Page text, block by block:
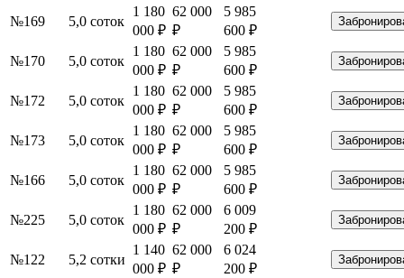
№169 5,0 соток
1 180
000 ₽
62 000
₽
5 985
600 ₽
№170 5,0 соток
1 180
000 ₽
62 000
₽
5 985
600 ₽
№172 5,0 соток
1 180
000 ₽
62 000
₽
5 985
600 ₽
№173 5,0 соток
1 180
000 ₽
62 000
₽
5 985
600 ₽
№166 5,0 соток
1 180
000 ₽
62 000
₽
5 985
600 ₽
№225 5,0 соток
1 180
000 ₽
62 000
₽
6 009
200 ₽
№122 5,2 сотки
1 140
000 ₽
62 000
₽
6 024
200 ₽